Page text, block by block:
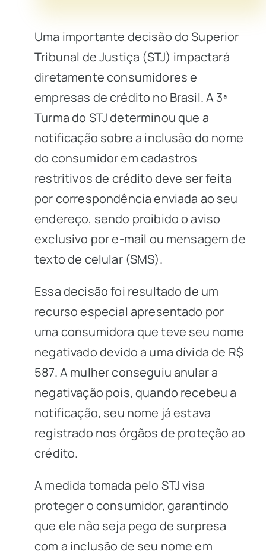
Uma importante decisão do Superior
Tribunal de Justiça (STJ) impactará
diretamente consumidores e
empresas de crédito no Brasil. A 3ª
Turma do STJ determinou que a
notificação sobre a inclusão do nome
do consumidor em cadastros
restritivos de crédito deve ser feita
por correspondência enviada ao seu
endereço, sendo proibido o aviso
exclusivo por e-mail ou mensagem de
texto de celular (SMS).
Essa decisão foi resultado de um
recurso especial apresentado por
uma consumidora que teve seu nome
negativado devido a uma dívida de R$
587. A mulher conseguiu anular a
negativação pois, quando recebeu a
notificação, seu nome já estava
registrado nos órgãos de proteção ao
crédito.
A medida tomada pelo STJ visa
proteger o consumidor, garantindo
que ele não seja pego de surpresa
com a inclusão de seu nome em